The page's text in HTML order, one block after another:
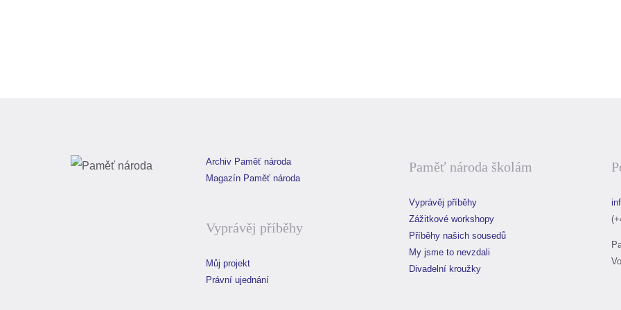
Archiv Paměť národa
Magazín Paměť národa
Vyprávěj příběhy
Můj projekt
Právní ujednání
Paměť národa školám
Vyprávěj příběhy
Zážitkové workshopy
Příběhy našich sousedů
My jsme to nevzdali
Divadelní kroužky